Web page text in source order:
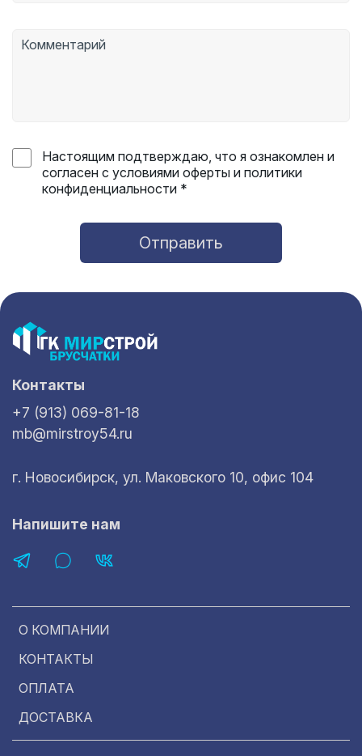
Настоящим подтверждаю, что я ознакомлен и
согласен с условиями оферты и политики
конфиденциальности *
Отправить
О КОМПАНИИ
КОНТАКТЫ
ОПЛАТА
ДОСТАВКА
Контакты
+7 (913) 069-81-18
mb@mirstroy54.ru
г. Новосибирск, ул. Маковского 10, офис 104
Напишите нам